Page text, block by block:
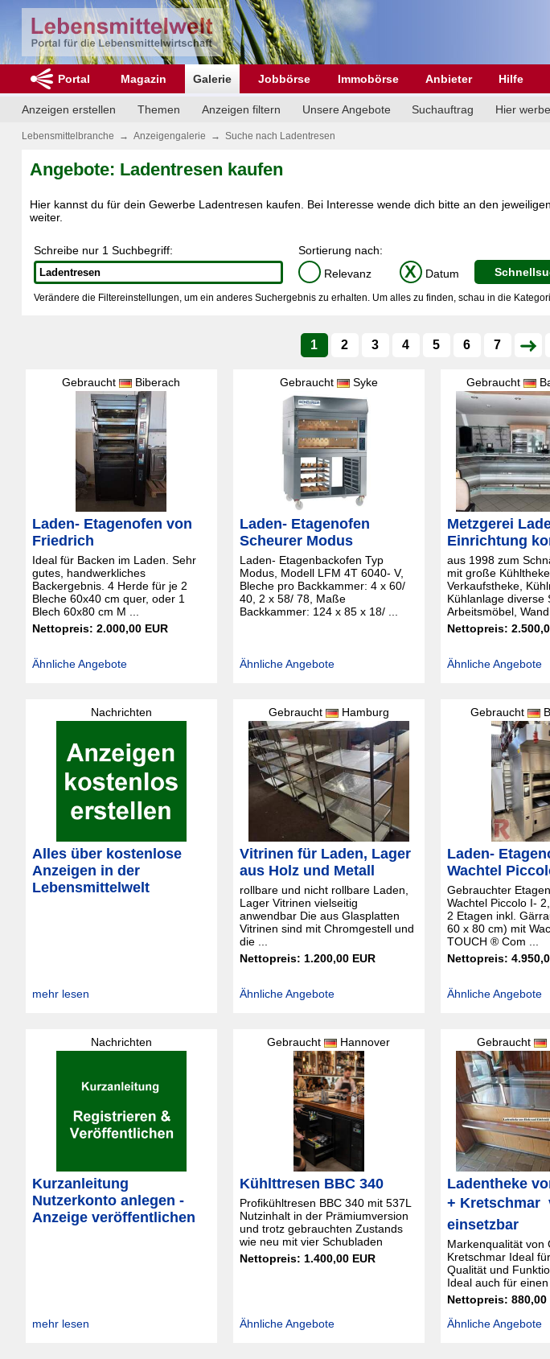
Portal Magazin Galerie Jobbörse Immobörse Anbieter Hilfe
Anzeigen erstellen Themen Anzeigen filtern Unsere Angebote Suchauftrag Hier
Lebensmittelbranche → Anzeigengalerie → Suche nach Ladentresen
Angebote: Ladentresen kaufen
Hier kannst du für dein Gewerbe Ladentresen kaufen. Bei Interesse wende dich bitte an den
weiter.
Schreibe nur 1 Suchbegriff:
Sortierung nach:
Relevanz
X Datum
Verändere die Filtereinstellungen, um ein anderes Suchergebnis zu erhalten. Um alles zu finden, schau in die
1 2 3 4 5 6 7
Gebraucht Biberach
Laden- Etagenofen von
Friedrich
Ideal für Backen im Laden. Sehr
gutes, handwerkliches
Backergebnis. 4 Herde für je 2
Bleche 60x40 cm quer, oder 1
Blech 60x80 cm M ...
Nettopreis: 2.000,00 EUR
Ähnliche Angebote
Gebraucht Syke
Laden- Etagenofen
Scheurer Modus
Laden- Etagenbackofen Typ
Modus, Modell LFM 4T 6040- V,
Bleche pro Backkammer: 4 x 60/
40, 2 x 58/ 78, Maße
Backkammer: 124 x 85 x 18/ ...
Ähnliche Angebote
Gebraucht
Metzgerei
Einrichtung
aus 1998 zum
mit große
Verkaufstheke,
Kühlanlage diverse
Arbeitsmöbel, Wand
Nettopreis:
Ähnliche Angebote
Nachrichten
Alles über kostenlose
Anzeigen in der
Lebensmittelwelt
mehr lesen
Gebraucht Hamburg
Vitrinen für Laden, Lager
aus Holz und Metall
rollbare und nicht rollbare Laden,
Lager Vitrinen vielseitig
anwendbar Die aus Glasplatten
Vitrinen sind mit Chromgestell und
die ...
Nettopreis: 1.200,00 EUR
Ähnliche Angebote
Gebraucht
Laden-
Wachtel
Gebrauchter
Wachtel Piccolo I-
2 Etagen inkl.
60 x 80 cm) mit
TOUCH ® Com ...
Nettopreis:
Ähnliche Angebote
Nachrichten
Kurzanleitung
Nutzerkonto anlegen -
Anzeige veröffentlichen
mehr lesen
Gebraucht Hannover
Kühlttresen BBC 340
Profikühltresen BBC 340 mit 537L
Nutzinhalt in der Prämiumversion
und trotz gebrauchten Zustands
wie neu mit vier Schubladen
Nettopreis: 1.400,00 EUR
Ähnliche Angebote
Gebraucht
Ladentheke
+ Kretschmar
einsetzbar
Markenqualität von
Kretschmar Ideal
Qualität und
Ideal auch für
Nettopreis: 880,00
Ähnliche Angebote